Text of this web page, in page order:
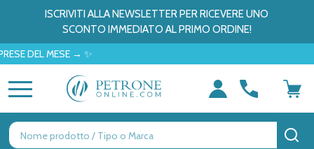
ISCRIVITI ALLA NEWSLETTER PER RICEVERE UNO
SCONTO IMMEDIATO AL PRIMO ORDINE!
MESE → ✨
Ricerca